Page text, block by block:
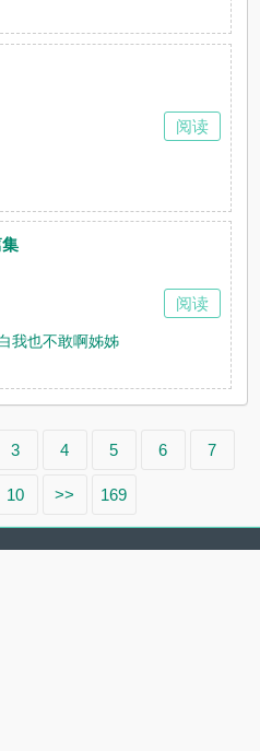
阅读
我也不敢啊姊姊
阅读
3 4 5 6 7
10 >> 169